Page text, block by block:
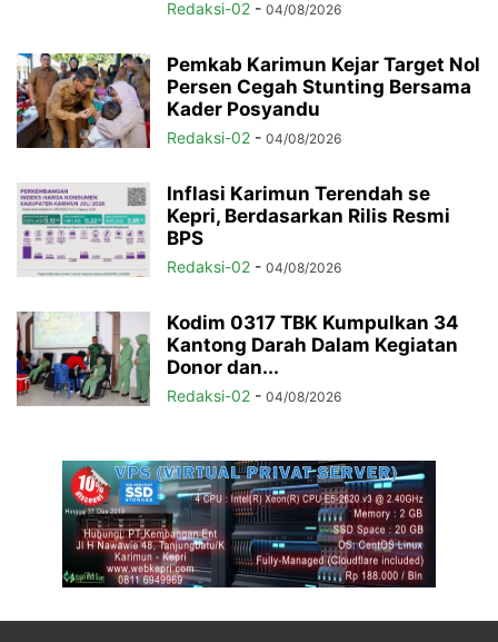
Redaksi-02 - 04/08/2026
Pemkab Karimun Kejar Target Nol
Persen Cegah Stunting Bersama
Kader Posyandu
Redaksi-02 - 04/08/2026
Inflasi Karimun Terendah se
Kepri, Berdasarkan Rilis Resmi
BPS
Redaksi-02 - 04/08/2026
Kodim 0317 TBK Kumpulkan 34
Kantong Darah Dalam Kegiatan
Donor dan...
Redaksi-02 - 04/08/2026